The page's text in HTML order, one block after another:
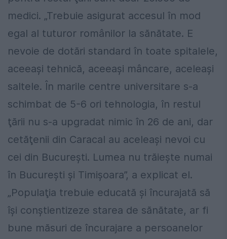
medici. „Trebuie asigurat accesul în mod
egal al tuturor românilor la sănătate. E
nevoie de dotări standard în toate spitalele,
aceeaşi tehnică, aceeaşi mâncare, aceleaşi
saltele. În marile centre universitare s-a
schimbat de 5-6 ori tehnologia, în restul
ţării nu s-a upgradat nimic în 26 de ani, dar
cetăţenii din Caracal au aceleaşi nevoi cu
cei din Bucureşti. Lumea nu trăieşte numai
în Bucureşti şi Timişoara”, a explicat el.
„Populaţia trebuie educată şi încurajată să
îşi conştientizeze starea de sănătate, ar fi
bune măsuri de încurajare a persoanelor